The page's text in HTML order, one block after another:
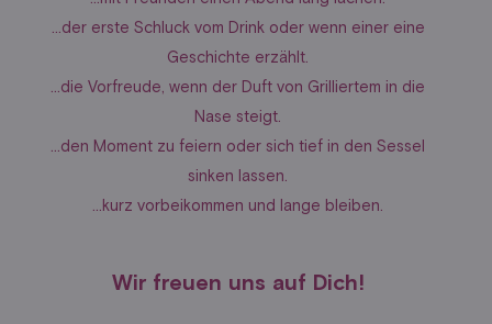
…der erste Schluck vom Drink oder wenn einer eine
Geschichte erzählt.
…die Vorfreude, wenn der Duft von Grilliertem in die
Nase steigt.
…den Moment zu feiern oder sich tief in den Sessel
sinken lassen.
…kurz vorbeikommen und lange bleiben.
Wir freuen uns auf Dich!